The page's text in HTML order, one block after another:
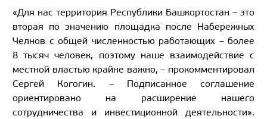
«Для нас территория Республики Башкортостан – это
вторая по значению площадка после Набережных
Челнов с общей численностью работающих – более
8 тысяч человек, поэтому наше взаимодействие с
местной властью крайне важно, – прокомментировал
Сергей Когогин. – Подписанное соглашение
ориентировано на расширение нашего
сотрудничества и инвестиционной деятельности».